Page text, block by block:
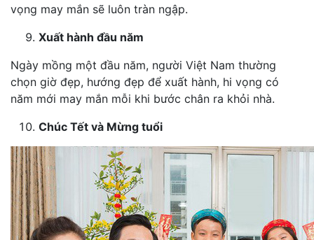
vọng may mắn sẽ luôn tràn ngập.
Xuất hành đầu năm
Ngày mồng một đầu năm, người Việt Nam thường
chọn giờ đẹp, hướng đẹp để xuất hành, hi vọng có
năm mới may mắn mỗi khi bước chân ra khỏi nhà.
Chúc Tết và Mừng tuổi